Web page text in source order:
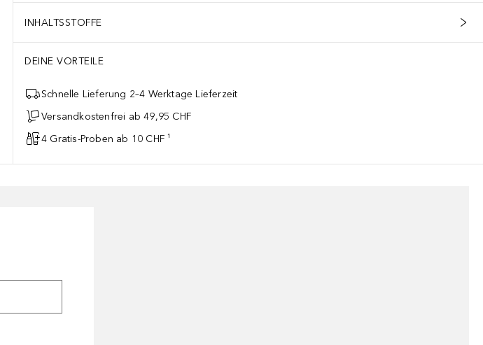
INHALTSSTOFFE
DEINE VORTEILE
Schnelle Lieferung 2–4 Werktage Lieferzeit
Versandkostenfrei ab 49,95 CHF
4 Gratis-Proben ab 10 CHF ¹